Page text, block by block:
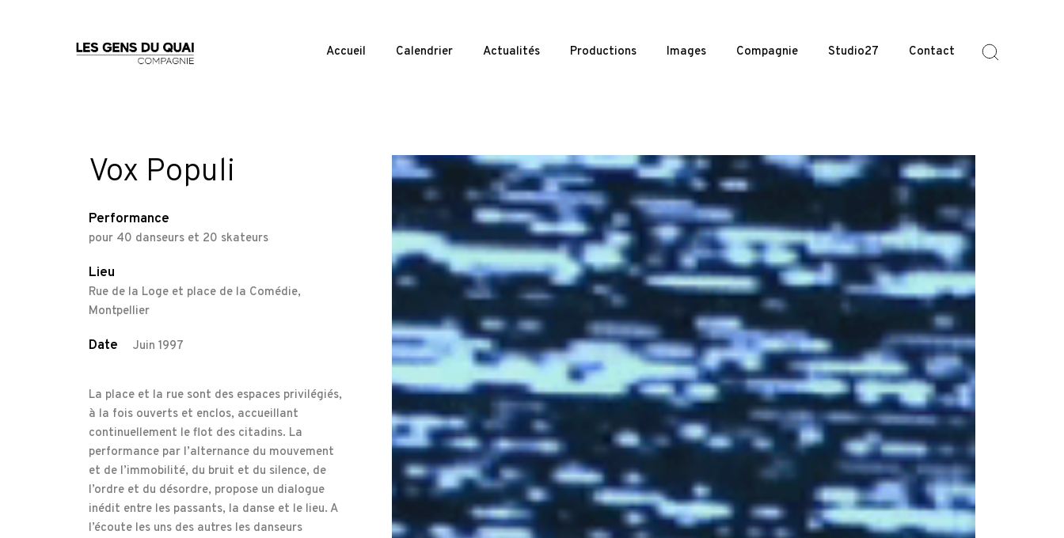
Accueil Calendrier Actualités Productions Images Compagnie Studio27 Contact
Vox Populi
Performance
pour 40 danseurs et 20 skateurs
Lieu
Rue de la Loge et place de la Comédie,
Montpellier
Date Juin 1997
La place et la rue sont des espaces privilégiés,
à la fois ouverts et enclos, accueillant
continuellement le flot des citadins. La
performance par l’alternance du mouvement
et de l’immobilité, du bruit et du silence, de
l’ordre et du désordre, propose un dialogue
inédit entre les passants, la danse et le lieu. A
l’écoute les uns des autres les danseurs